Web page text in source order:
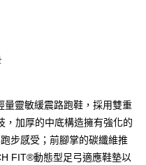
戶可立即使用無須另外申請。
立後會自動跳轉到大哥付的交易
、繳款截止日，確認付款後即完
後續交易確認頁面所載為準。
遇審核未通過，訂單將自動取
達大哥付你分期系統評分，恕無
期」於每月結算日後寄送繳費提
量靈敏緩震路跑鞋，採用雙重
加厚的中底構造擁有強化的
步感受；前腳掌的碳纖維推
FIT®動態型足弓適應鞋墊以